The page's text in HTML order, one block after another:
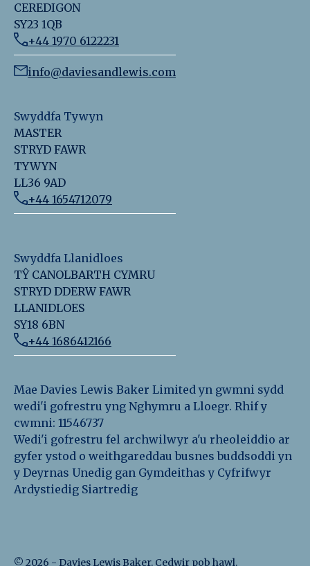
CEREDIGON
SY23 1QB
+44 1970 6122231
info@daviesandlewis.com
Swyddfa Tywyn
MASTER
STRYD FAWR
TYWYN
LL36 9AD
+44 1654712079
Swyddfa Llanidloes
TŶ CANOLBARTH CYMRU
STRYD DDERW FAWR
LLANIDLOES
SY18 6BN
+44 1686412166
Mae Davies Lewis Baker Limited yn gwmni sydd
wedi'i gofrestru yng Nghymru a Lloegr. Rhif y
cwmni: 11546737
Wedi'i gofrestru fel archwilwyr a'u rheoleiddio ar
gyfer ystod o weithgareddau busnes buddsoddi yn
y Deyrnas Unedig gan Gymdeithas y Cyfrifwyr
Ardystiedig Siartredig
© 2026 - Davies Lewis Baker. Cedwir pob hawl.